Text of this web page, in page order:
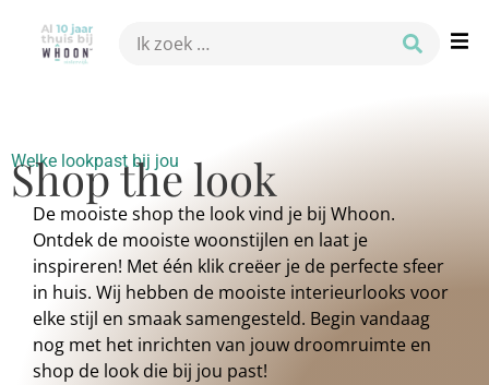
Welke lookpast bij jou
Shop the look
De mooiste shop the look vind je bij Whoon.
Ontdek de mooiste woonstijlen en laat je
inspireren! Met één klik creëer je de perfecte sfeer
in huis. Wij hebben de mooiste interieurlooks voor
elke stijl en smaak samengesteld. Begin vandaag
nog met het inrichten van jouw droomruimte en
shop de look die bij jou past!